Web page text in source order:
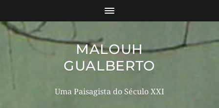
MALOUH
GUALBERTO
Uma Paisagista do Século XXI